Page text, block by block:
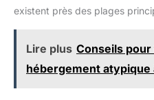
existent près des plages
Lire plus Conseils
hébergement atypique